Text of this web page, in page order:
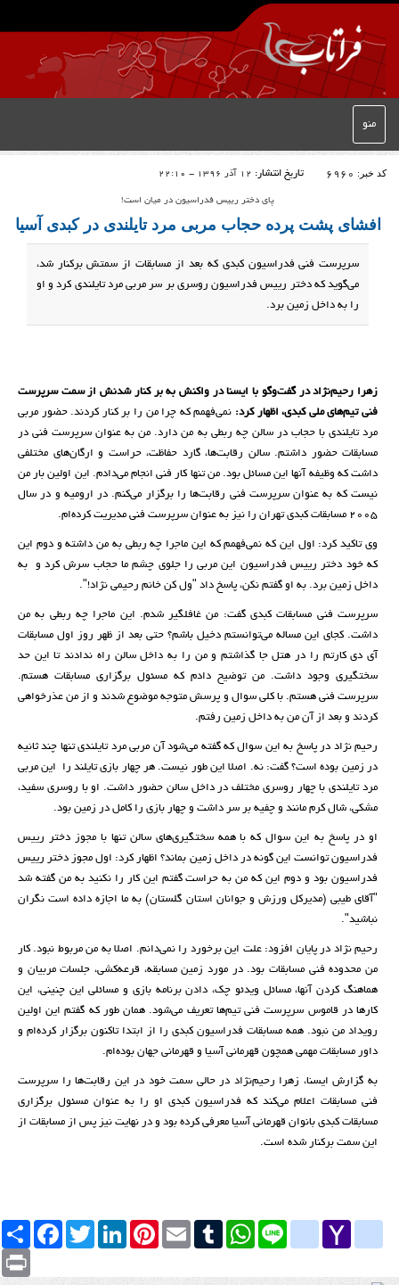
منو
کد خبر: 6960 تاریخ انتشار: 12 آذر 1396 - 22:10
پای دختر رییس فدراسیون در میان است!
افشای پشت پرده حجاب مربی مرد تایلندی در کبدی آسیا
سرپرست فنی فدراسیون کبدی که بعد از مسابقات از سمتش برکنار شد،
می‌گوید که دختر رییس فدراسیون روسری بر سر مربی مرد تایلندی کرد و او
را به داخل زمین برد.
زهرا رحیم‌نژاد در گفت‌وگو با ایسنا در واکنش به بر کنار شدنش از سمت سرپرست
فنی تیم‌های ملی کبدی، اظهار کرد: نمی‌فهمم که چرا من را بر کنار کردند. حضور مربی
مرد تایلندی با حجاب در سالن چه ربطی به من دارد. من به عنوان سرپرست فنی در
مسابقات حضور داشتم. سالن رقابت‌ها، گارد حفاظت، حراست و ارگان‌های مختلفی
داشت که وظیفه آنها این مسائل بود. من تنها کار فنی انجام می‌دادم. این اولین بار من
نیست که به عنوان سرپرست فنی رقابت‌ها را برگزار می‌کنم. در ارومیه و در سال
2005 مسابقات کبدی تهران را نیز به عنوان سرپرست فنی مدیریت کرده‌ام.
وی تاکید کرد: اول این که نمی‌فهمم که این ماجرا چه ربطی به من داشته و دوم این
که خود دختر رییس فدراسیون این مربی را جلوی چشم ما حجاب سرش کرد و به
داخل زمین برد. به او گفتم نکن، پاسخ داد "ول کن خانم رحیمی نژاد!".
سرپرست فنی مسابقات کبدی گفت‌: من غافلگیر شدم. این ماجرا چه ربطی به من
داشت. کجای این مساله می‌توانستم دخیل باشم؟ حتی بعد از ظهر روز اول مسابقات
آی دی کارتم را در هتل جا گذاشتم و من را به داخل سالن راه ندادند تا این حد
سختگیری وجود داشت. من توضیح دادم که مسئول برگزاری مسابقات هستم.
سرپرست فنی هستم. با کلی سوال و پرسش متوجه موضوع شدند و از من عذرخواهی
کردند و بعد از آن من به داخل زمین رفتم.
رحیم نژاد در پاسخ به این سوال که گفته می‌شود آن مربی مرد تایلندی تنها چند ثانیه
در زمین بوده است؟ گفت‌: نه. اصلا این طور نیست. هر چهار بازی تایلند را این مربی
مرد تایلندی با چهار روسری مختلف در داخل سالن حضور داشت. او با روسری سفید،
مشکی، شال کرم مانند و چفیه بر سر داشت و چهار بازی را کامل در زمین بود.
او در پاسخ به این سوال که با همه سختگیری‌های سالن تنها با مجوز دختر رییس
فدراسیون توانست این گونه در داخل زمین بماند؟ اظهار کرد: اول مجوز دختر رییس
فدراسیون بود و دوم این که من به حراست گفتم این کار را نکنید به من گفته شد
"آقای طیبی (مدیرکل ورزش و جوانان استان گلستان) به ما اجازه داده است نگران
نباشید".
رحیم نژاد در پایان افزود: علت این برخورد را نمی‌دانم. اصلا به من مربوط نبود. کار
من محدوده فنی مسابقات بود. در مورد زمین‌ مسابقه، قرعه‌کشی، جلسات مربیان و
هماهنگ کردن آنها، مسائل ویدئو چک، دادن برنامه بازی و مسائلی این چنینی، این
کارها در قاموس سرپرست فنی تیم‌ها تعریف می‌شود. همان طور که گفتم این اولین
رویداد من نبود. همه مسابقات فدراسیون کبدی را از ابتدا تاکنون برگزار کرده‌ام و
داور مسابقات مهمی همچون قهرمانی آسیا و قهرمانی جهان بوده‌ام.
به گزارش ایسنا، زهرا رحیم‌نژاد در حالی سمت خود در این رقابت‌ها را سرپرست
فنی مسابقات اعلام می‌کند که فدراسیون کبدی او را به عنوان مسئول برگزاری
مسابقات کبدی بانوان قهرمانی آسیا معرفی کرده بود و در نهایت نیز پس از مسابقات از
این سمت برکنار شده است.
Facebook TwitterLinkedInPinterest Email TumblrWhatsApp Line
google_bookmarks
Yahoo
yahoo_messenger
Print